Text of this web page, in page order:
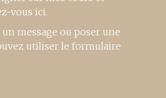
vous ici.
message ou poser une
utiliser le formulaire